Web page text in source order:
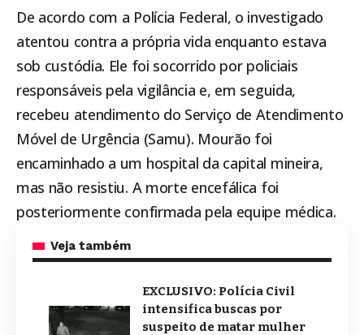
De acordo com a Polícia Federal, o investigado
atentou contra a própria vida enquanto estava
sob custódia. Ele foi socorrido por policiais
responsáveis pela vigilância e, em seguida,
recebeu atendimento do Serviço de Atendimento
Móvel de Urgência (Samu). Mourão foi
encaminhado a um hospital da capital mineira,
mas não resistiu. A morte encefálica foi
posteriormente confirmada pela equipe médica.
Veja também
EXCLUSIVO: Polícia Civil
intensifica buscas por
suspeito de matar mulher